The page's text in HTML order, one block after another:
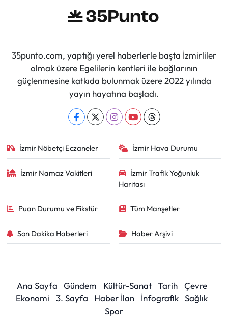
35punto.com, yaptığı yerel haberlerle başta İzmirliler
olmak üzere Egelilerin kentleri ile bağlarının
güçlenmesine katkıda bulunmak üzere 2022 yılında
yayın hayatına başladı.
İzmir Nöbetçi Eczaneler İzmir Hava Durumu
İzmir Namaz Vakitleri
İzmir Trafik Yoğunluk
Haritası
Puan Durumu ve Fikstür Tüm Manşetler
Son Dakika Haberleri Haber Arşivi
Ana Sayfa Gündem Kültür-Sanat Tarih
Çevre
Ekonomi
3. Sayfa Haber İlan İnfografik Sağlık
Spor